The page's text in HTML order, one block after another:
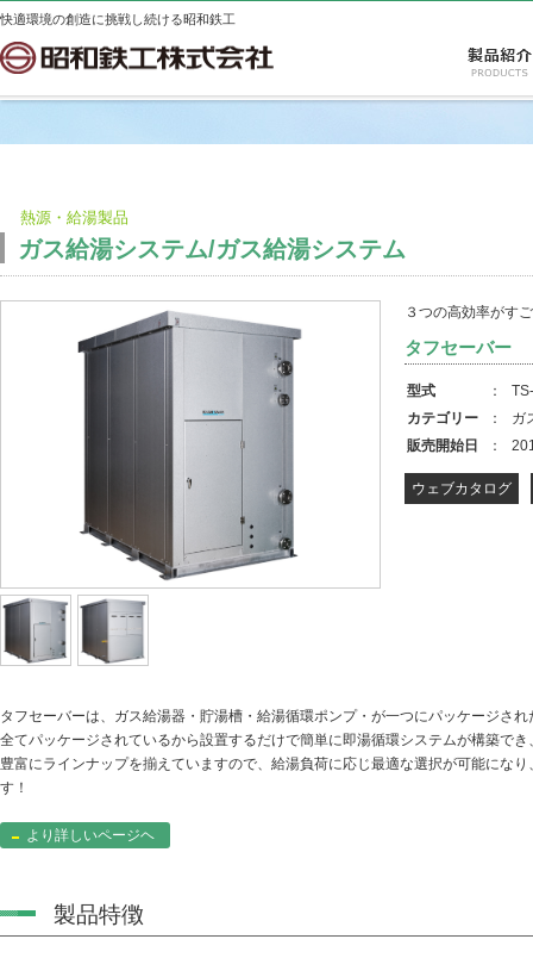
快適環境の創造に挑戦し続ける昭和鉄工
熱源・給湯製品
ガス給湯システム/ガス給湯システム
３つの高効率がす
タフセーバー
型式 ：
カテゴリー
：
ガ
販売開始日
：
ウェブカタログ
タフセーバーは、ガス給湯器・貯湯槽・給湯循環ポンプ・が一つにパッケージさ
全てパッケージされているから設置するだけで簡単に即湯循環システムが構築で
豊富にラインナップを揃えていますので、給湯負荷に応じ最適な選択が可能にな
す！
より詳しいページヘ
製品特徴